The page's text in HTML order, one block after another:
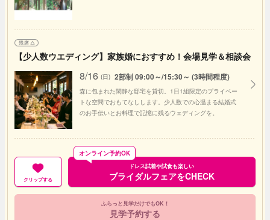
【少人数ウエディング】家族婚におすすめ！会場見学＆相談会
8/16 (日) 2部制 09:00～/15:30～ (3時間程度)
森に包まれた閑静な邸宅を貸切。1日1組限定のプライベー
トな空間でおもてなしします。少人数での心温まる結婚式
のお手伝いとお料理で記憶に残るウェディングを。
クリップする
ドレス試着や試食も楽しい
ブライダルフェアをCHECK
オンライン予約OK
ふらっと見学だけでもOK！
見学予約する